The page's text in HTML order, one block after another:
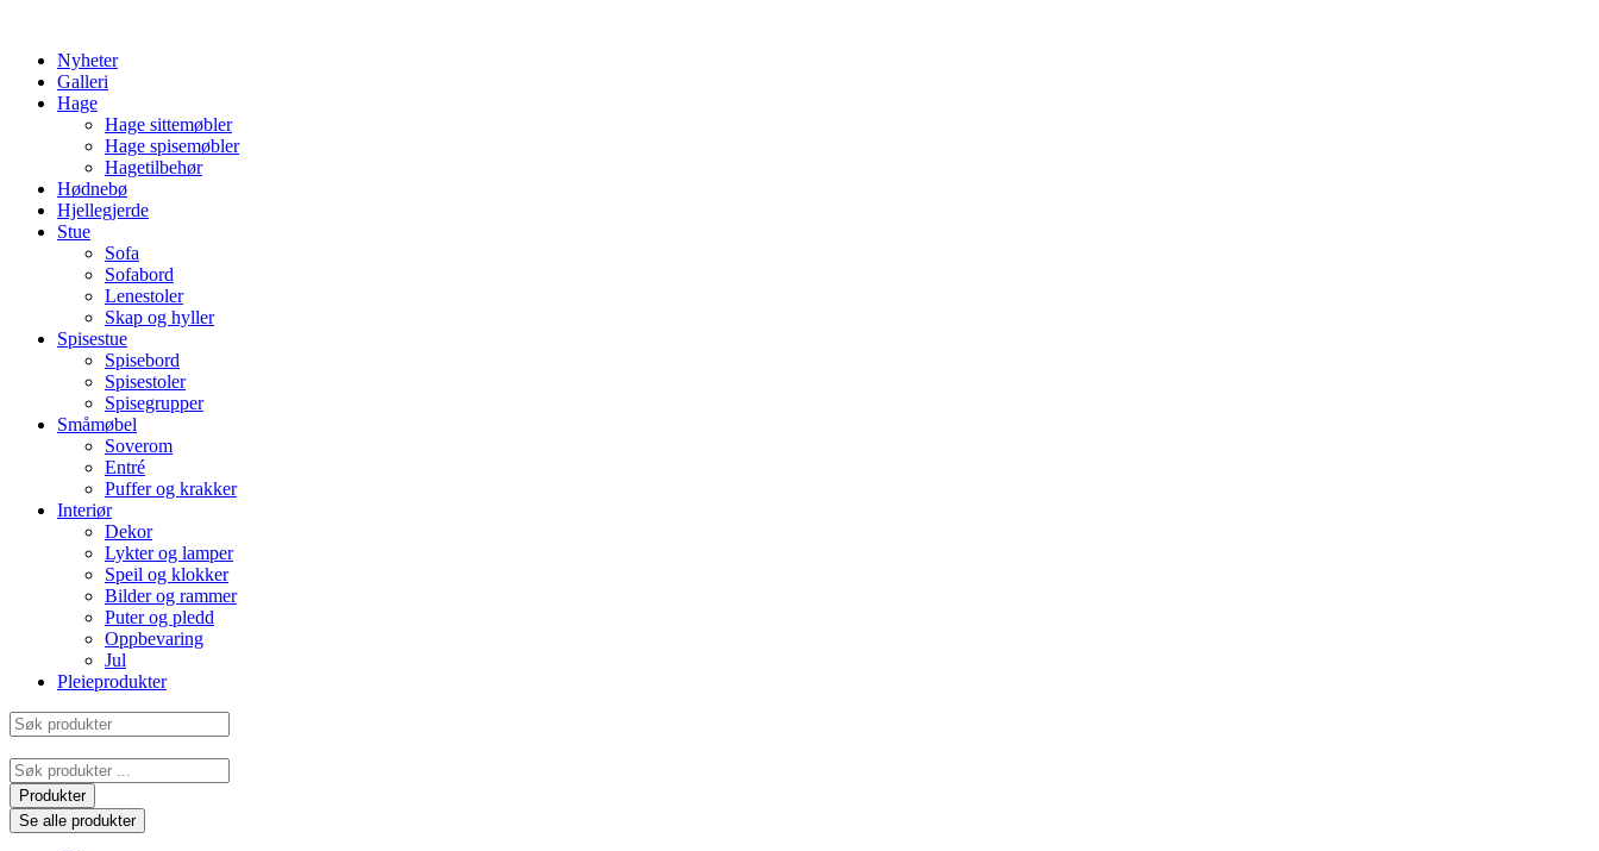
contentNyheter
Galleri
Hage
Hage sittemøbler
Hage spisemøbler
Hagetilbehør
Hødnebø
Hjellegjerde
Stue
Sofa
Sofabord
Lenestoler
Skap og hyller
Spisestue
Spisebord
Spisestoler
Spisegrupper
Småmøbel
Soverom
Entré
Puffer og krakker
Interiør
Dekor
Lykter og lamper
Speil og klokker
Bilder og rammer
Puter og pledd
Oppbevaring
Jul
Pleieprodukter
Søk
produkter
Search
...Produkter
Se alle produkter